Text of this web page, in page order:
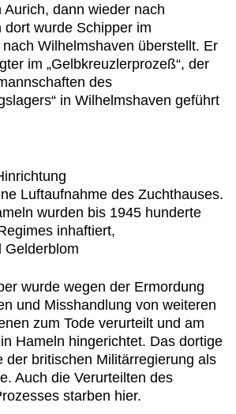
Aurich, dann wieder nach
dort wurde Schipper im
Wilhelmshaven überstellt. Er
im „Gelbkreuzlerprozeß“, der
des
in Wilhelmshaven geführt
wurden bis 1945 hunderte
inhaftiert,
Gelderblom
wurde wegen der Ermordung
und Misshandlung von weiteren
zum Tode verurteilt und am
Hameln hingerichtet. Das dortige
der britischen Militärregierung als
Auch die Verurteilten des
starben hier.